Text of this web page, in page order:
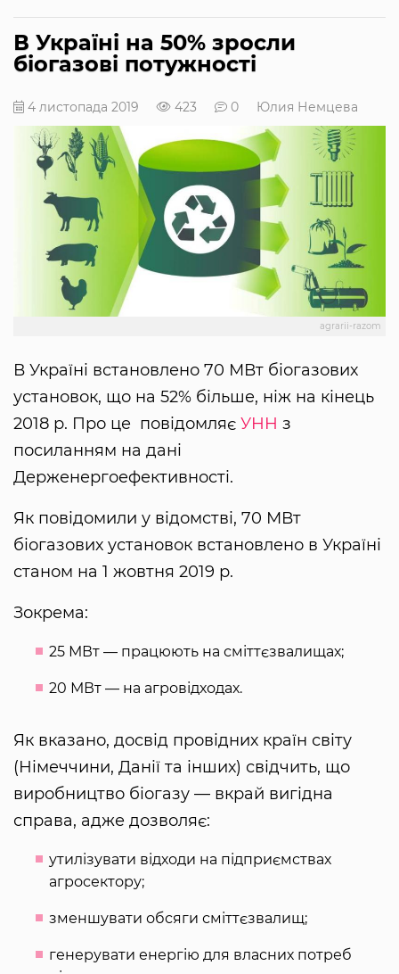
В Україні на 50% зросли
біогазові потужності
4 листопада 2019 423 0 Юлия Немцева
agrarii-razom
В Україні встановлено 70 МВт біогазових
установок, що на 52% більше, ніж на кінець
2018 р. Про це повідомляє УНН з
посиланням на дані
Держенергоефективності.
Як повідомили у відомстві, 70 МВт
біогазових установок встановлено в Україні
станом на 1 жовтня 2019 р.
Зокрема:
25 МВт — працюють на сміттєзвалищах;
20 МВт — на агровідходах.
Як вказано, досвід провідних країн світу
(Німеччини, Данії та інших) свідчить, що
виробництво біогазу — вкрай вигідна
справа, адже дозволяє:
утилізувати відходи на підприємствах
агросектору;
зменшувати обсяги сміттєзвалищ;
генерувати енергію для власних потреб